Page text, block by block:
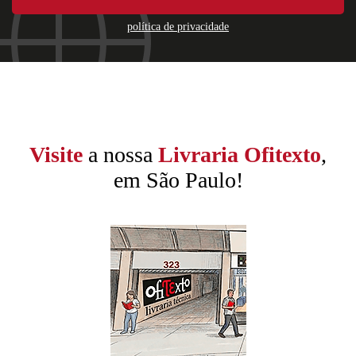
política de privacidade
Visite a nossa Livraria Ofitexto,
em São Paulo!